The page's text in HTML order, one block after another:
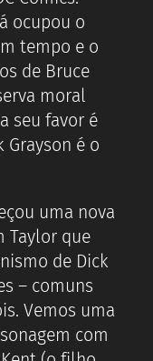
ocupou o
tempo e o
de Bruce
moral
seu favor é
é o
uma nova
Taylor que
de Dick
– comuns
Vemos uma
com